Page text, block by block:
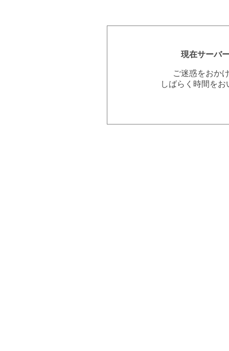
現在サーバ
ご迷惑をおか
しばらく時間を